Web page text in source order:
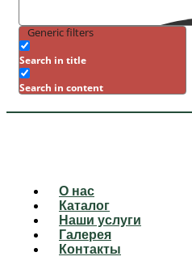
Generic filters
Search in title
Search in content
О нас
Каталог
Наши услуги
Галерея
Контакты